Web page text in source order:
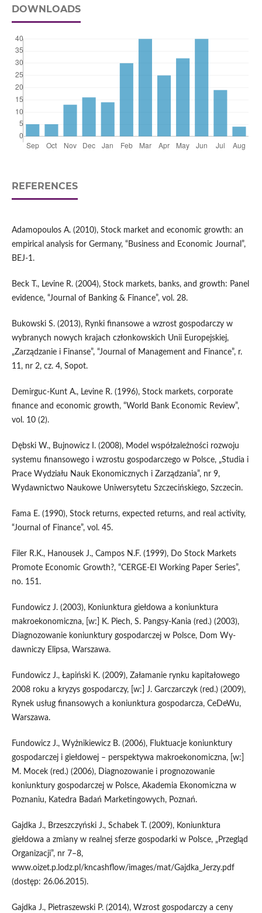
DOWNLOADS
REFERENCES
Adamopoulos A. (2010), Stock market and economic growth: an
empirical analysis for Germany, “Business and Economic Journal”,
BEJ-1.
Beck T., Levine R. (2004), Stock markets, banks, and growth: Panel
evidence, “Journal of Banking & Finance”, vol. 28.
Bukowski S. (2013), Rynki finansowe a wzrost gospodarczy w
wybranych nowych krajach człon­kowskich Unii Europejskiej,
„Zarządzanie i Finanse”, “Journal of Management and Finan­ce”, r.
11, nr 2, cz. 4, Sopot.
Demirguc-Kunt A., Levine R. (1996), Stock markets, corporate
finance and economic growth, “World Bank Economic Review”,
vol. 10 (2).
Dębski W., Bujnowicz I. (2008), Model współzależności rozwoju
systemu finansowego i wzrostu gospodarczego w Polsce, „Studia i
Prace Wydziału Nauk Ekonomicznych i Zarządzania”, nr 9,
Wydawnictwo Naukowe Uniwersytetu Szczecińskiego, Szczecin.
Fama E. (1990), Stock returns, expected returns, and real activity,
“Journal of Finance”, vol. 45.
Filer R.K., Hanousek J., Campos N.F. (1999), Do Stock Markets
Promote Economic Growth?, “CERGE-EI Working Paper Series”,
no. 151.
Fundowicz J. (2003), Koniunktura giełdowa a koniunktura
makroekonomiczna, [w:] K. Piech, S. Pangsy-Kania (red.) (2003),
Diagnozowanie koniunktury gospodarczej w Polsce, Dom Wy­
dawniczy Elipsa, Warszawa.
Fundowicz J., Łapiński K. (2009), Załamanie rynku kapitałowego
2008 roku a kryzys gospodarczy, [w:] J. Garczarczyk (red.) (2009),
Rynek usług finansowych a koniunktura gospodarcza, Ce­DeWu,
Warszawa.
Fundowicz J., Wyżnikiewicz B. (2006), Fluktuacje koniunktury
gospodarczej i giełdowej – per­spektywa makroekonomiczna, [w:]
M. Mocek (red.) (2006), Diagnozowanie i prognozowa­nie
koniunktury gospodarczej w Polsce, Akademia Ekonomiczna w
Poznaniu, Katedra Badań Marketingowych, Poznań.
Gajdka J., Brzeszczyński J., Schabek T. (2009), Koniunktura
giełdowa a zmiany w realnej sferze go­spodarki w Polsce, „Przegląd
Organizacji”, nr 7–8,
www.oizet.p.lodz.pl/kncashflow/images/mat/Gajdka_Jerzy.pdf
(dostęp: 26.06.2015).
Gajdka J., Pietraszewski P. (2014), Wzrost gospodarczy a ceny